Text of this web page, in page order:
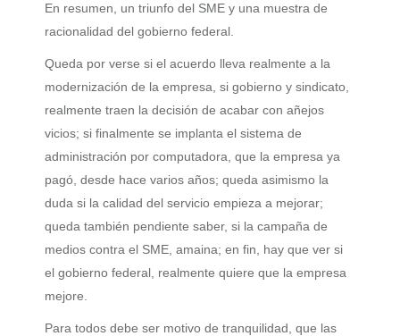
En resumen, un triunfo del SME y una muestra de
racionalidad del gobierno federal.
Queda por verse si el acuerdo lleva realmente a la
modernización de la empresa, si gobierno y sindicato,
realmente traen la decisión de acabar con añejos
vicios; si finalmente se implanta el sistema de
administración por computadora, que la empresa ya
pagó, desde hace varios años; queda asimismo la
duda si la calidad del servicio empieza a mejorar;
queda también pendiente saber, si la campaña de
medios contra el SME, amaina; en fin, hay que ver si
el gobierno federal, realmente quiere que la empresa
mejore.
Para todos debe ser motivo de tranquilidad, que las